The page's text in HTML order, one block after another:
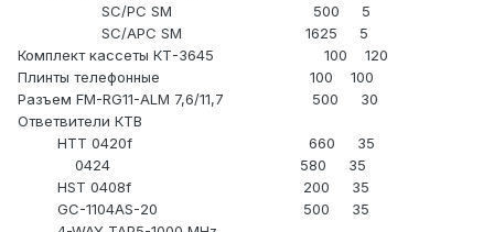
SC/PC SM 500 5
SC/APC SM 1625 5
Комплект кассеты КТ-3645 100 120
Плинты телефонные 100 100
Разъем FM-RG11-ALM 7,6/11,7 500 30
Ответвители КТВ
HTT 0420f 660 35
0424 580 35
HST 0408f 200 35
GC-1104AS-20 500 35